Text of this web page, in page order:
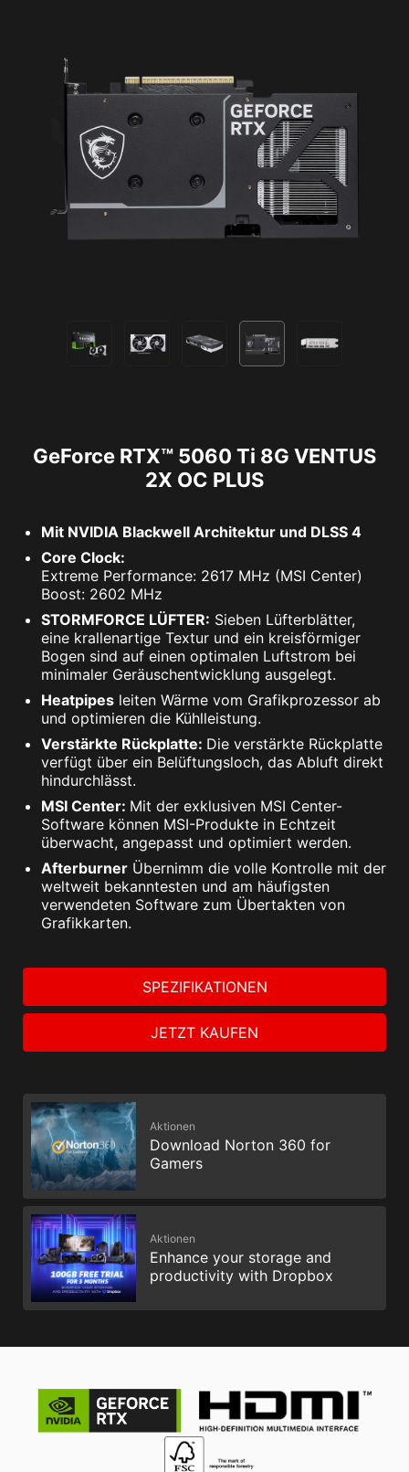
GeForce RTX™ 5060 Ti 8G VENTUS
2X OC PLUS
Mit NVIDIA Blackwell Architektur und DLSS 4
Core Clock:
Extreme Performance: 2617 MHz (MSI Center)
Boost: 2602 MHz
STORMFORCE LÜFTER: Sieben Lüfterblätter,
eine krallenartige Textur und ein kreisförmiger
Bogen sind auf einen optimalen Luftstrom bei
minimaler Geräuschentwicklung ausgelegt.
Heatpipes leiten Wärme vom Grafikprozessor ab
und optimieren die Kühlleistung.
Verstärkte Rückplatte: Die verstärkte Rückplatte
verfügt über ein Belüftungsloch, das Abluft direkt
hindurchlässt.
MSI Center: Mit der exklusiven MSI Center-
Software können MSI-Produkte in Echtzeit
überwacht, angepasst und optimiert werden.
Afterburner Übernimm die volle Kontrolle mit der
weltweit bekanntesten und am häufigsten
verwendeten Software zum Übertakten von
Grafikkarten.
SPEZIFIKATIONEN
JETZT KAUFEN
Aktionen
Download Norton 360 for
Gamers
Aktionen
Enhance your storage and
productivity with Dropbox